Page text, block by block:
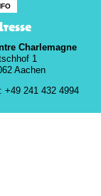
Charlemagne
1
Aachen
+49 241 432 4994